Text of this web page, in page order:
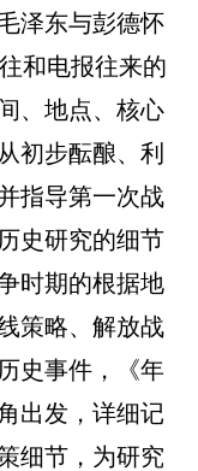
泽东与彭德怀
和电报往来的
、地点、核心
初步酝酿、利
指导第一次战
史研究的细节
时期的根据地
策略、解放战
史事件，《年
出发，详细记
细节，为研究